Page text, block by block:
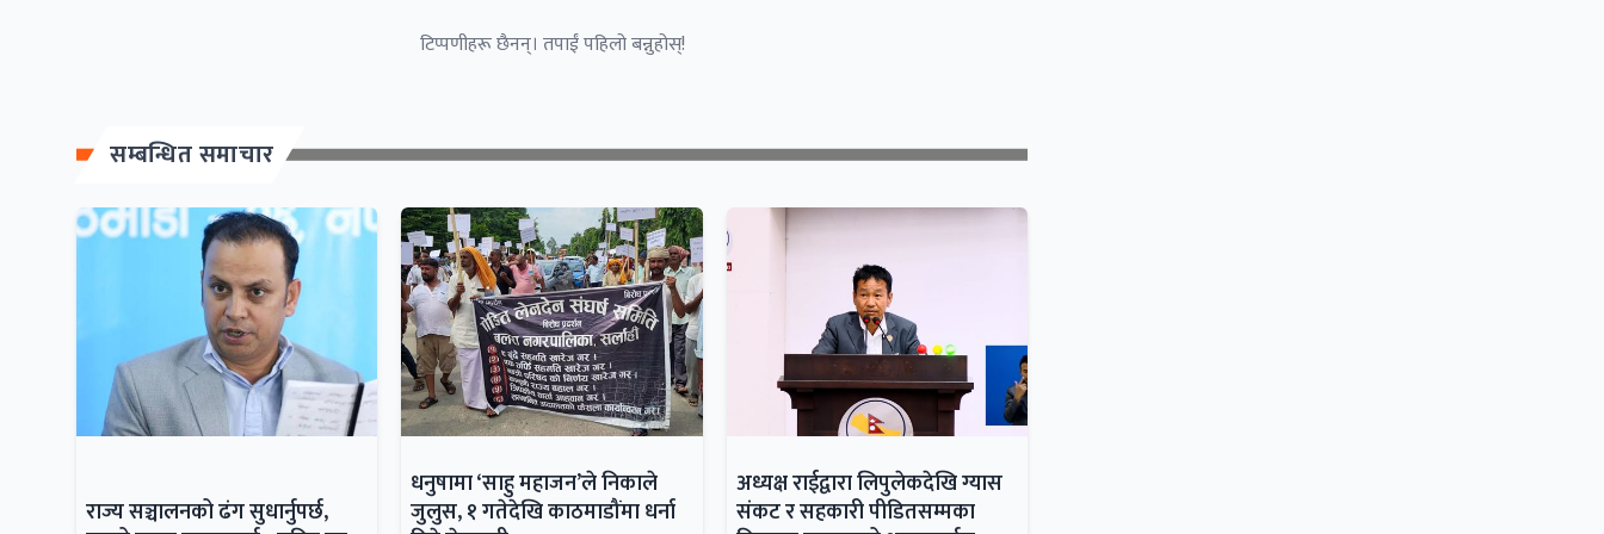
टिप्पणीहरू छैनन्। तपाईं पहिलो बन्नुहोस्!
सम्बन्धित समाचार
राज्य सञ्चालनको ढंग सुधार्नुपर्छ,
धनुषामा ‘साहु महाजन’ले निकाले
जुलुस, १ गतेदेखि काठमाडौंमा धर्ना
अध्यक्ष राईद्वारा लिपुलेकदेखि ग्यास
संकट र सहकारी पीडितसम्मका